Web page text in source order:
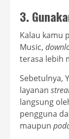
3.
Kalau kamu
Music,
terasa lebih
Sebetulnya,
layanan
langsung
pengguna
maupun